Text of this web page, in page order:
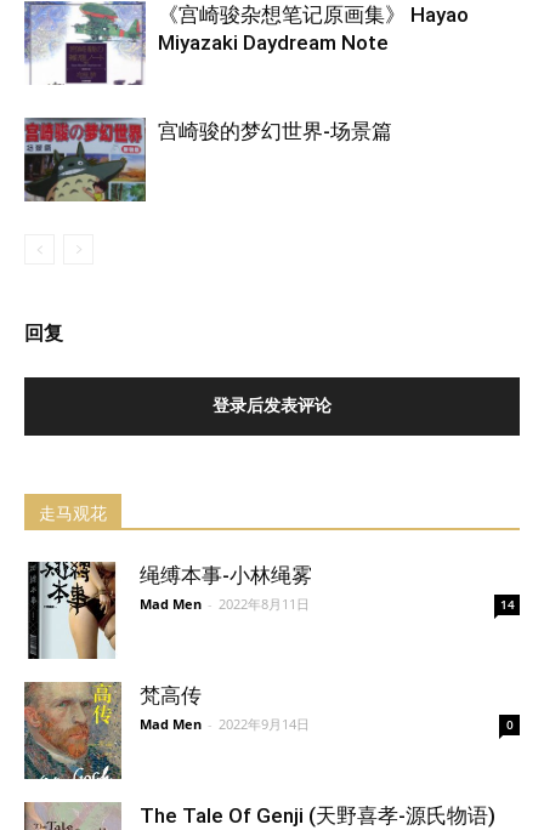
《宫崎骏杂想笔记原画集》 Hayao
Miyazaki Daydream Note
宫崎骏的梦幻世界-场景篇
回复
登录后发表评论
走马观花
绳缚本事-小林绳雾
Mad Men - 2022年8月11日 14
梵高传
Mad Men - 2022年9月14日 0
The Tale Of Genji (天野喜孝-源氏物语)